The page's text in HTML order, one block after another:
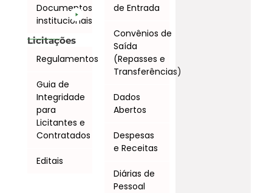
Documentos
institucionais
Licitações
Regulamentos
Guia de
Integridade
para
Licitantes e
Contratados
Editais
de Entrada
Convênios de
Saída
(Repasses e
Transferências)
Dados
Abertos
Despesas
e Receitas
Diárias de
Pessoal